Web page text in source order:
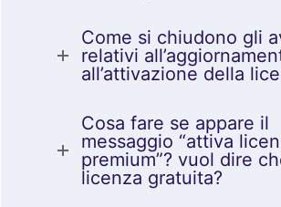
Come si chiudono gli
relativi
all’attivazione della
Cosa fare se appare il
messaggio “attiva
premium”? vuol dire
licenza gratuita?